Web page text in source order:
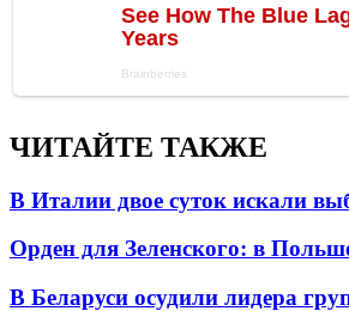
ЧИТАЙТЕ ТАКЖЕ
В Италии двое суток искали
Орден для Зеленского: в
В Беларуси осудили лидера